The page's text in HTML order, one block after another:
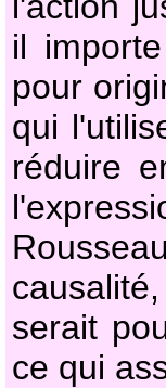
il
pour
qui
réduire
serait
ce qui